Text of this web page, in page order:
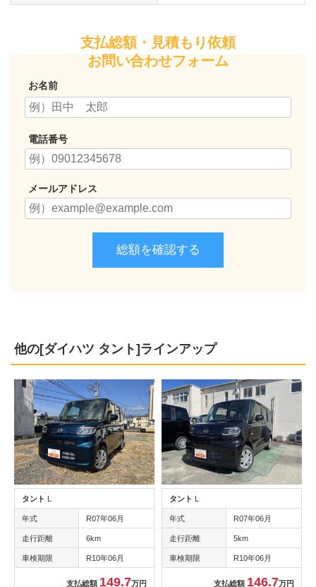
支払総額・見積もり依頼
お問い合わせフォーム
お名前
電話番号
メールアドレス
他の[ダイハツ タント]ラインアップ
タント
年式 R07年06月
走行距離 6km
車検期限 R10年06月
支払総額 149.7万円
タント
年式 R07年06月
走行距離 5km
車検期限 R10年06月
支払総額 146.7万円